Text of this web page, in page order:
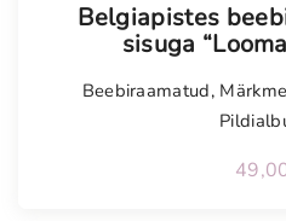
Belgiapistes
sisuga
Beebiraamatud,